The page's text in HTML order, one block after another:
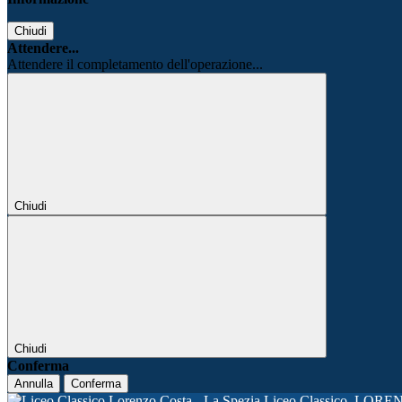
Chiudi
Attendere...
Attendere il completamento dell'operazione...
Chiudi
Chiudi
Conferma
Annulla Conferma